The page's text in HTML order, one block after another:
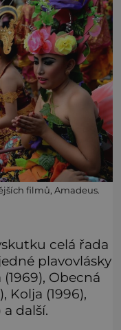
filmů, Amadeus.
celá řada
plavovlásky
Obecná
Kolja (1996),
a další.